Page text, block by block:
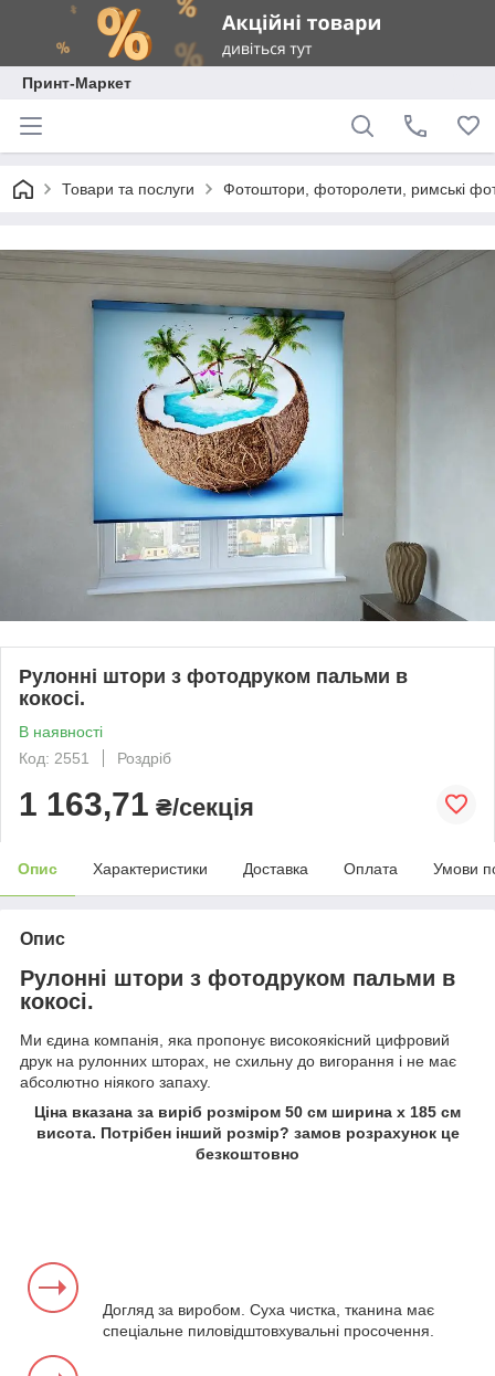
Принт-Маркет
Товари та послуги Фотоштори, фоторолети, римські
Рулонні штори з фотодруком пальми в
кокосі.
В наявності
Код: 2551
Роздріб
1 163,71 ₴/секція
Опис Характеристики Доставка Оплата Умови
Опис
Рулонні штори з фотодруком пальми в
кокосі.
Ми єдина компанія, яка пропонує високоякісний цифровий
друк на рулонних шторах, не схильну до вигорання і не має
абсолютно ніякого запаху.
Ціна вказана за виріб розміром 50 см ширина х 185 см
висота. Потрібен інший розмір? замов розрахунок це
безкоштовно
Догляд за виробом. Суха чистка, тканина має
спеціальне пиловідштовхувальні просочення.